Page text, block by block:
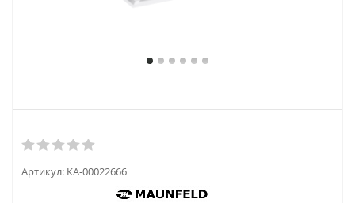
Артикул: КА-00022666